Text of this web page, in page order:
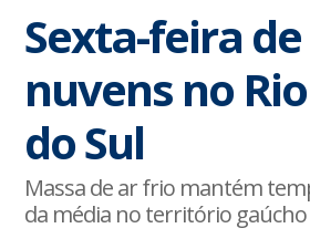
Sexta-feira
nuvens no
do Sul
Massa de ar frio mantém
da média no território gaúcho